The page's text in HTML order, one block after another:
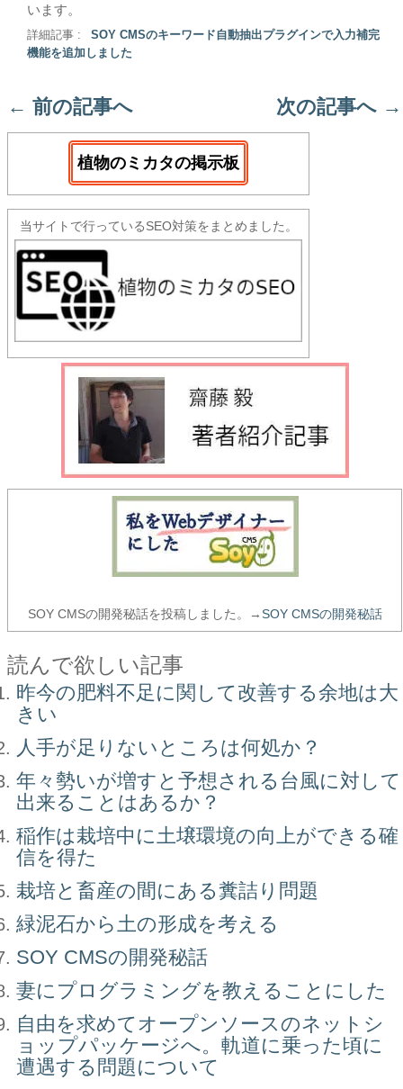
います。
詳細記事 :
SOY CMSのキーワード自動抽出プラグインで入力補完
機能を追加しました
← 前の記事へ 次の記事へ →
植物のミカタの掲示板
当サイトで行っているSEO対策をまとめました。
SOY CMSの開発秘話を投稿しました。→SOY CMSの開発秘話
読んで欲しい記事
昨今の肥料不足に関して改善する余地は大
きい
人手が足りないところは何処か？
年々勢いが増すと予想される台風に対して
出来ることはあるか？
稲作は栽培中に土壌環境の向上ができる確
信を得た
栽培と畜産の間にある糞詰り問題
緑泥石から土の形成を考える
SOY CMSの開発秘話
妻にプログラミングを教えることにした
自由を求めてオープンソースのネットシ
ョップパッケージへ。軌道に乗った頃に
遭遇する問題について